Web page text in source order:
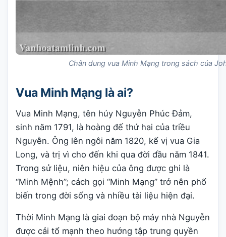
Chân dung vua Minh Mạng trong sách của
Vua Minh Mạng là ai?
Vua Minh Mạng, tên húy Nguyễn Phúc Đảm,
sinh năm 1791, là hoàng đế thứ hai của triều
Nguyễn. Ông lên ngôi năm 1820, kế vị vua Gia
Long, và trị vì cho đến khi qua đời đầu năm 1841.
Trong sử liệu, niên hiệu của ông được ghi là
“Minh Mệnh”; cách gọi “Minh Mạng” trở nên phổ
biến trong đời sống và nhiều tài liệu hiện đại.
Thời Minh Mạng là giai đoạn bộ máy nhà Nguyễn
được cải tổ mạnh theo hướng tập trung quyền